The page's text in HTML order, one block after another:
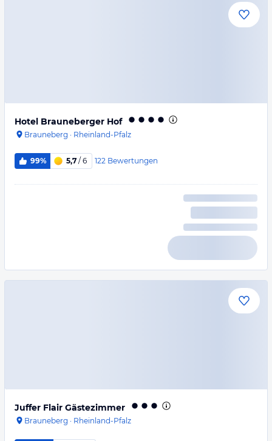
Hotel Brauneberger Hof
Brauneberg · Rheinland-Pfalz
99% 5,7 / 6 122 Bewertungen
Juffer Flair Gästezimmer
Brauneberg · Rheinland-Pfalz